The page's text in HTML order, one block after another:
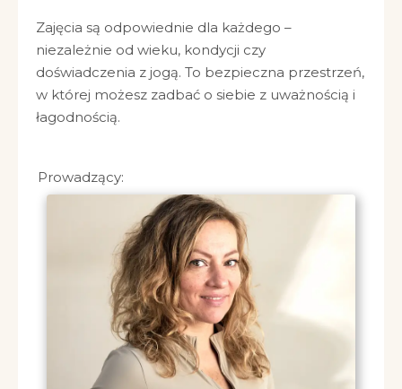
Zajęcia są odpowiednie dla każdego –
niezależnie od wieku, kondycji czy
doświadczenia z jogą. To bezpieczna przestrzeń,
w której możesz zadbać o siebie z uważnością i
łagodnością.
Prowadzący: